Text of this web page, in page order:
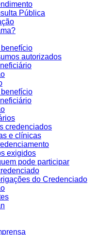
Pública
autorizados
credenciados
e clínicas
exigidos
pode participar
do Credenciado